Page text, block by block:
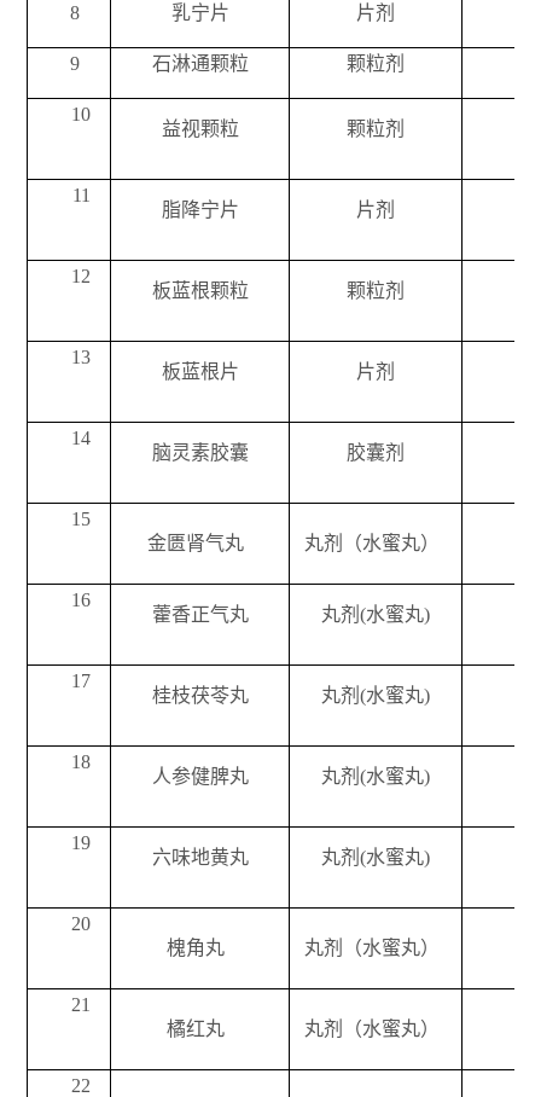
8 乳宁片 片剂
9 石淋通颗粒 颗粒剂
10
益视颗粒 颗粒剂
11
脂降宁片 片剂
12
板蓝根颗粒 颗粒剂
13
板蓝根片 片剂
14
脑灵素胶囊 胶囊剂
15
金匮肾气丸
丸剂（水蜜丸）
16
藿香正气丸 丸剂(水蜜丸)
17
桂枝茯苓丸 丸剂(水蜜丸)
18
人参健脾丸 丸剂(水蜜丸)
19
六味地黄丸 丸剂(水蜜丸)
20
槐角丸
丸剂（水蜜丸）
21
橘红丸
丸剂（水蜜丸）
22